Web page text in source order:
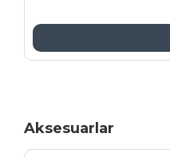
Aksesuarlar